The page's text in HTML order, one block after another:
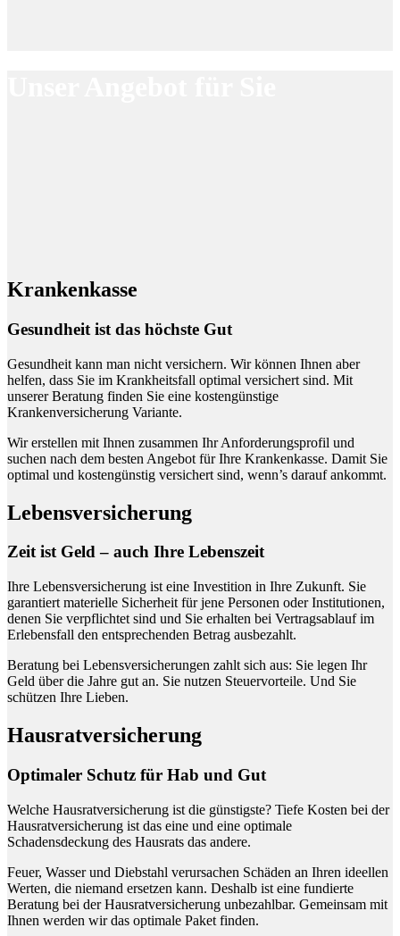
Krankenkasse
Gesundheit ist das höchste Gut
Gesundheit kann man nicht versichern. Wir können Ihnen aber
helfen, dass Sie im Krankheitsfall optimal versichert sind. Mit
unserer Beratung finden Sie eine kostengünstige
Krankenversicherung Variante.
Wir erstellen mit Ihnen zusammen Ihr Anforderungsprofil und
suchen nach dem besten Angebot für Ihre Krankenkasse. Damit Sie
optimal und kostengünstig versichert sind, wenn’s darauf ankommt.
Lebensversicherung
Zeit ist Geld – auch Ihre Lebenszeit
Ihre Lebensversicherung ist eine Investition in Ihre Zukunft. Sie
garantiert materielle Sicherheit für jene Personen oder Institutionen,
denen Sie verpflichtet sind und Sie erhalten bei Vertragsablauf im
Erlebensfall den entsprechenden Betrag ausbezahlt.
Beratung bei Lebensversicherungen zahlt sich aus: Sie legen Ihr
Geld über die Jahre gut an. Sie nutzen Steuervorteile. Und Sie
schützen Ihre Lieben.
Hausratversicherung
Optimaler Schutz für Hab und Gut
Welche Hausratversicherung ist die günstigste? Tiefe Kosten bei der
Hausratversicherung ist das eine und eine optimale
Schadensdeckung des Hausrats das andere.
Feuer, Wasser und Diebstahl verursachen Schäden an Ihren ideellen
Werten, die niemand ersetzen kann. Deshalb ist eine fundierte
Beratung bei der Hausratversicherung unbezahlbar. Gemeinsam mit
Ihnen werden wir das optimale Paket finden.